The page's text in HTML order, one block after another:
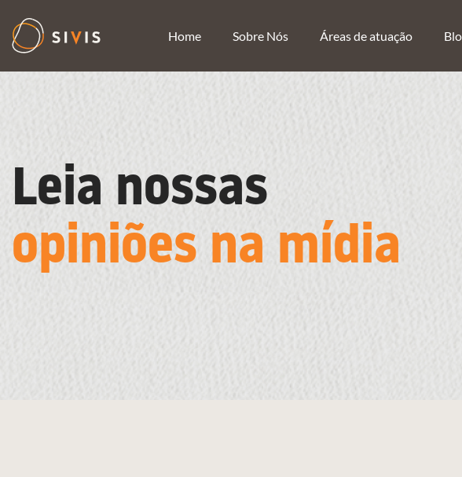
Home Sobre Nós Áreas de atuação
Leia nossas
opiniões na mídia